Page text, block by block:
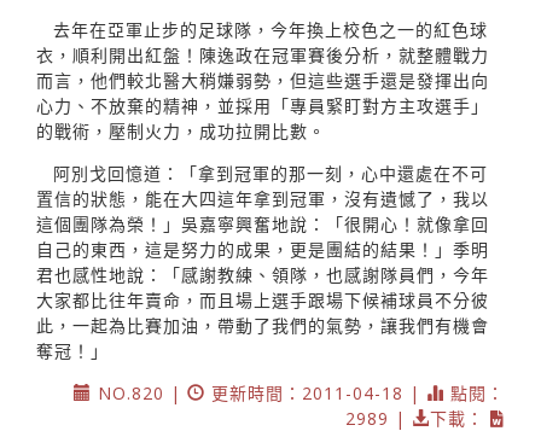
去年在亞軍止步的足球隊，今年換上校色之一的紅色球
衣，順利開出紅盤！陳逸政在冠軍賽後分析，就整體戰力
而言，他們較北醫大稍嫌弱勢，但這些選手還是發揮出向
心力、不放棄的精神，並採用「專員緊盯對方主攻選手」
的戰術，壓制火力，成功拉開比數。
阿別戈回憶道：「拿到冠軍的那一刻，心中還處在不可
置信的狀態，能在大四這年拿到冠軍，沒有遺憾了，我以
這個團隊為榮！」吳嘉寧興奮地說：「很開心！就像拿回
自己的東西，這是努力的成果，更是團結的結果！」季明
君也感性地說：「感謝教練、領隊，也感謝隊員們，今年
大家都比往年賣命，而且場上選手跟場下候補球員不分彼
此，一起為比賽加油，帶動了我們的氣勢，讓我們有機會
奪冠！」
NO.820 |
更新時間：2011-04-18 |
點閱：
2989 |
下載：